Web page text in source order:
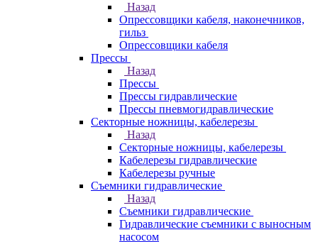
Назад
Опрессовщики кабеля, наконечников,
гильз
Опрессовщики кабеля
Прессы
Назад
Прессы
Прессы гидравлические
Прессы пневмогидравлические
Секторные ножницы, кабелерезы
Назад
Секторные ножницы, кабелерезы
Кабелерезы гидравлические
Кабелерезы ручные
Съемники гидравлические
Назад
Съемники гидравлические
Гидравлические cъемники с выносным
насосом